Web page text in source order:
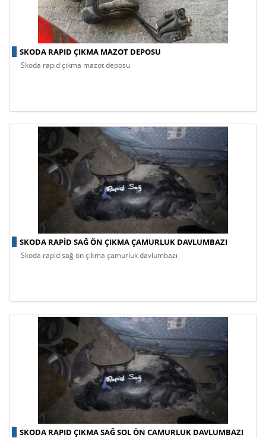
SKODA RAPID ÇIKMA MAZOT DEPOSU
skoda rapıd çıkma mazot deposu
SKODA RAPID SAĞ ÖN ÇIKMA ÇAMURLUK DAVLUMBAZI
skoda rapid sağ ön çıkma çamurluk davlumbazı
SKODA RAPID ÇIKMA SAĞ SOL ÖN CAMURLUK DAVLUMBAZI